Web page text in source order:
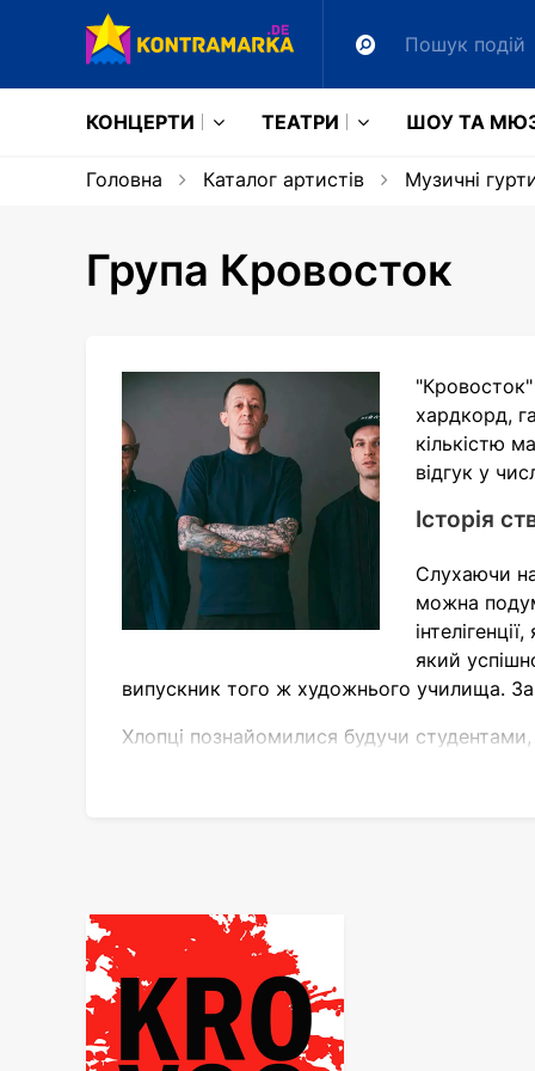
КОНЦЕРТИ ТЕАТРИ ШОУ ТА
Головна Каталог артистів Музичні
Група Кровосток
"Кровосток"
хардкорд,
кількістю
відгук у
Історія
Слухаючи
можна
який
випускник того ж художнього училища. За
Хлопці познайомилися будучи
Ідейним натхненником, автором низки
сьогоднішній день є візитною карткою
Написанням бітів і музики для перших
У 2007 році до хлопців приєднався
який залишив склад "Кровостоку". З 2011